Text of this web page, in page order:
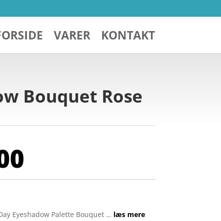
VARER KONTAKT
Bouquet Rose
Eyeshadow Palette Bouquet … læs mere